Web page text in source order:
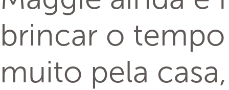
brincar o
muito pela